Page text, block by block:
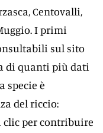
Centovalli,
I primi
sul sito
di quanti più dati
specie è
del riccio:
clic per contribuire